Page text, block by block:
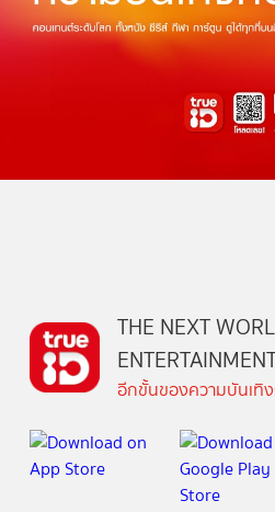
THE NEXT
อีกขั้นของความบันเทิ